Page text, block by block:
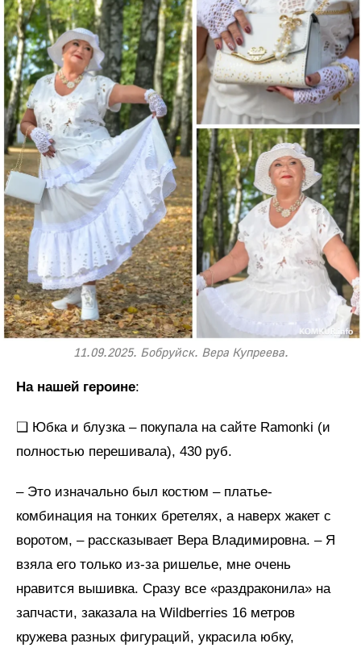
11.09.2025. Бобруйск. Вера Купреева.
На нашей героине:
❑ Юбка и блузка – покупала на сайте Ramonki (и
полностью перешивала), 430 руб.
– Это изначально был костюм – платье-
комбинация на тонких бретелях, а наверх жакет с
воротом, – рассказывает Вера Владимировна. – Я
взяла его только из-за ришелье, мне очень
нравится вышивка. Сразу все «раздраконила» на
запчасти, заказала на Wildberries 16 метров
кружева разных фигураций, украсила юбку,